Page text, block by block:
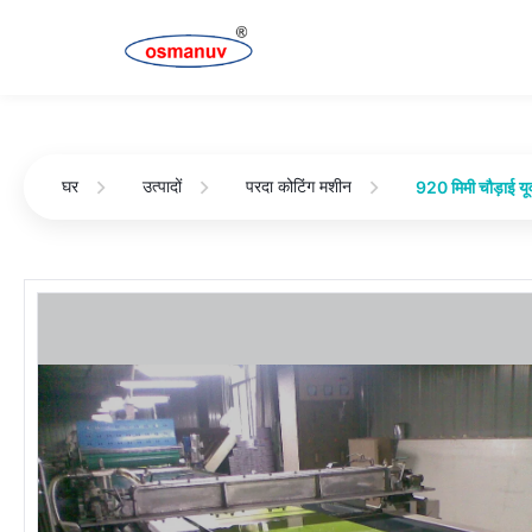
घर उत्पादों परदा कोटिंग मशीन 920 मिमी चौड़ाई